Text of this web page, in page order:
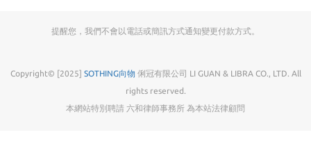
提醒您，我們不會以電話或簡訊方式通知變更付款方式。
Copyright© [2025] SOTHING向物 俐冠有限公司 LI GUAN & LIBRA CO., LTD. All
rights reserved.
本網站特別聘請 六和律師事務所 為本站法律顧問